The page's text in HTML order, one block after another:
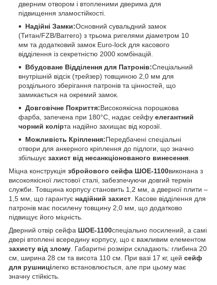
дверним отвором і втопленими дверима для
підвищення зламостійкості.
Надійні Замки:Основний сувальдний замок
(Титан/FZB/Barrero) з трьома ригелями діаметром 10
мм та додатковий замок Euro-lock для касового
відділення із секретністю 2000 комбінацій.
Вбудоване Відділення для Патронів:Спеціальний
внутрішній відсік (трейзер) товщиною 2,0 мм для
роздільного зберігання патронів та цінностей, що
замикається на окремий замок.
Довговічне Покриття:Високоякісна порошкова
фарба, запечена при 180°C, надає сейфу елегантний
чорний колірта надійно захищає від корозії.
Можливість Кріплення:Передбачені спеціальні
отвори для анкерного кріплення до підлоги, що значно
збільшує захист від несанкціонованого винесення.
Міцна конструкція збройового сейфа ШОЕ-1100виконана з
високоякісної листової сталі, забезпечуючи довгий термін
служби. Товщина корпусу становить 1,2 мм, а дверної плити –
1,5 мм, що гарантує надійний захист. Касове відділення для
патронів має посилену товщину 2,0 мм, що додатково
підвищує його міцність.
Дверний отвір сейфа ШОЕ-1100спеціально посилений, а самі
двері втоплені всередину корпусу, що є важливим елементом
захисту від злому. Габаритні розміри складають: глибина 20
см, ширина 28 см та висота 110 см. При вазі 17 кг, цей сейф
для рушницілегко встановлюється, але при цьому має
значну стійкість.